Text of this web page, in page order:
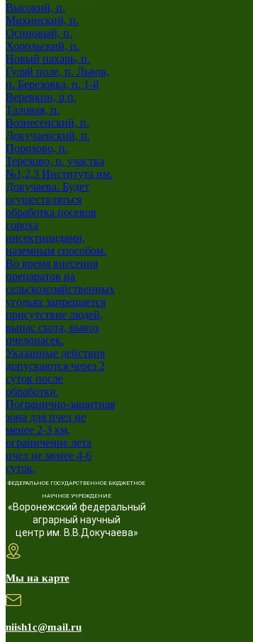
ФЕДЕРАЛЬНОЕ ГОСУДАРСТВЕННОЕ БЮДЖЕТНОЕ
НАУЧНОЕ УЧРЕЖДЕНИЕ
«Воронежский федеральный
аграрный научный
центр им. В.В.Докучаева»
Мы на карте
niish1c@mail.ru